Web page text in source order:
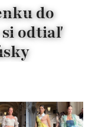
do
si odtiaľ